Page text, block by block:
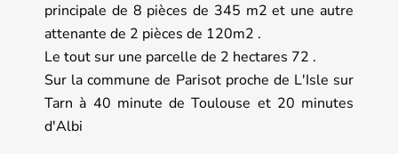
principale de 8 pièces de 345 m2 et une autre
attenante de 2 pièces de 120m2 .
Le tout sur une parcelle de 2 hectares 72 .
Sur la commune de Parisot proche de L'Isle sur
Tarn à 40 minute de Toulouse et 20 minutes
d'Albi